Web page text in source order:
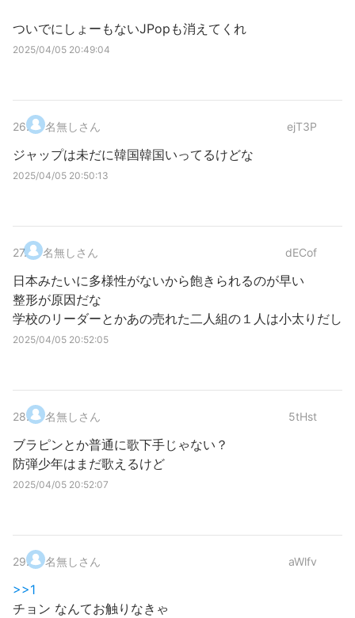
ついでにしょーもないJPopも消えてくれ
2025/04/05 20:49:04
26. 名無しさん ejT3P
ジャップは未だに韓国韓国いってるけどな
2025/04/05 20:50:13
27. 名無しさん dECof
日本みたいに多様性がないから飽きられるのが早い
整形が原因だな
学校のリーダーとかあの売れた二人組の１人は小太りだし
2025/04/05 20:52:05
28. 名無しさん 5tHst
ブラピンとか普通に歌下手じゃない？
防弾少年はまだ歌えるけど
2025/04/05 20:52:07
29. 名無しさん aWlfv
>>1
チョン なんてお触りなきゃ